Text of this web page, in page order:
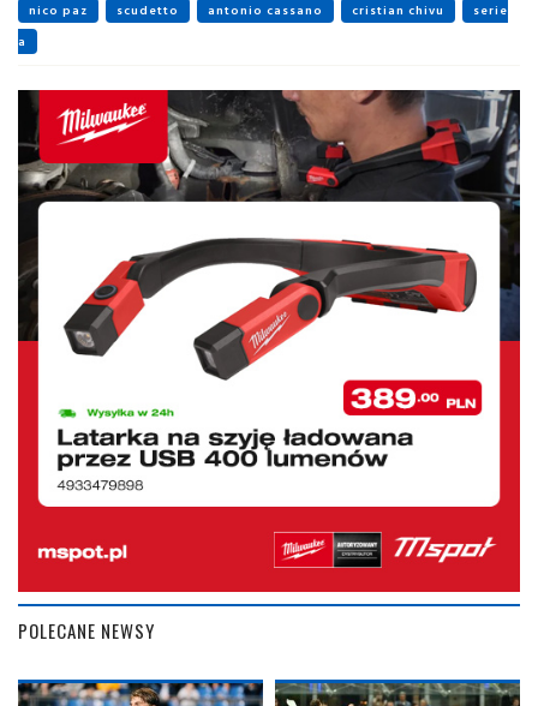
nico paz scudetto antonio cassano cristian chivu
serie
a
POLECANE NEWSY